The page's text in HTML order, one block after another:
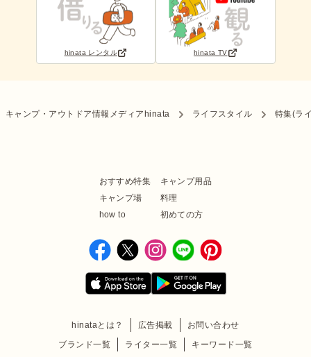
hinata レンタル hinata TV
キャンプ・アウトドア情報メディアhinata ライフスタイル 特集(ラ
おすすめ特集
キャンプ用品
キャンプ場
料理
how to
初めての方
hinataとは？ 広告掲載
お問い合わせ
ブランド一覧
ライター一覧 キーワード一覧